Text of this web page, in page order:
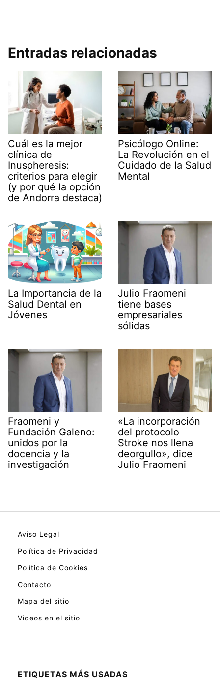
Entradas relacionadas
Cuál es la mejor
clínica de
Inuspheresis:
criterios para elegir
(y por qué la opción
de Andorra destaca)
Psicólogo Online:
La Revolución en el
Cuidado de la Salud
Mental
La Importancia de la
Salud Dental en
Jóvenes
Julio Fraomeni
tiene bases
empresariales
sólidas
Fraomeni y
Fundación Galeno:
unidos por la
docencia y la
investigación
«La incorporación
del protocolo
Stroke nos llena
deorgullo», dice
Julio Fraomeni
Aviso Legal
Política de Privacidad
Política de Cookies
Contacto
Mapa del sitio
Videos en el sitio
ETIQUETAS MÁS USADAS